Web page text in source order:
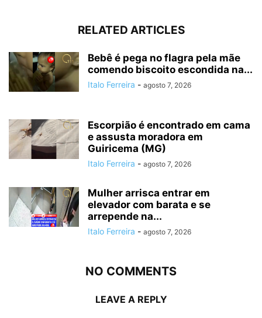
RELATED ARTICLES
Bebê é pega no flagra pela mãe
comendo biscoito escondida na...
Italo Ferreira - agosto 7, 2026
Escorpião é encontrado em cama
e assusta moradora em
Guiricema (MG)
Italo Ferreira - agosto 7, 2026
Mulher arrisca entrar em
elevador com barata e se
arrepende na...
Italo Ferreira - agosto 7, 2026
NO COMMENTS
LEAVE A REPLY